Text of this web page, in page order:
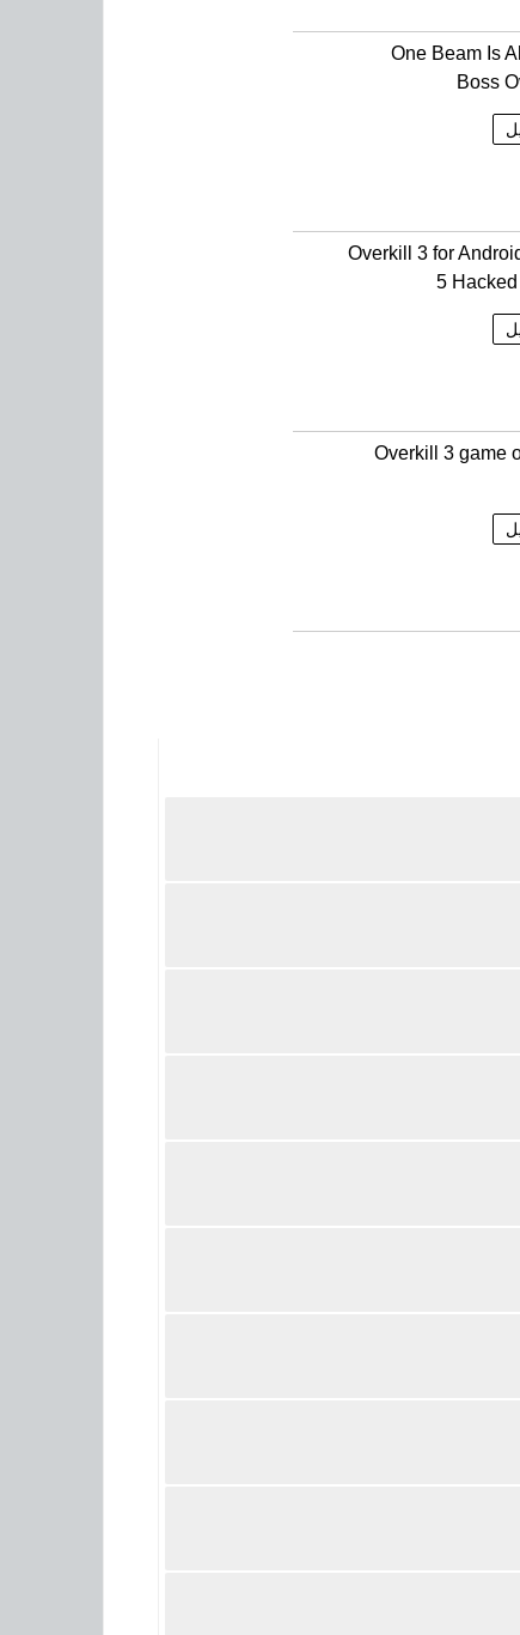
One Beam Is
Boss
Overkill 3 for
5
Overkill 3 game